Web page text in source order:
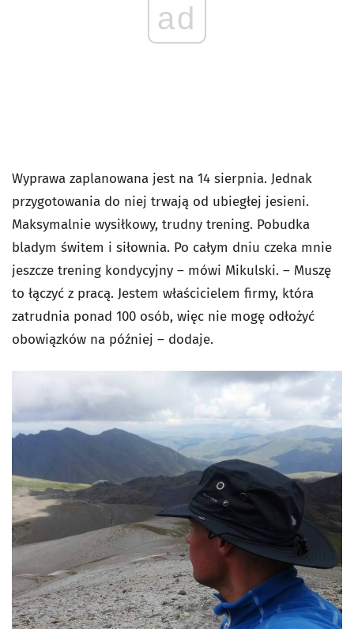
ad
Wyprawa zaplanowana jest na 14 sierpnia. Jednak
przygotowania do niej trwają od ubiegłej jesieni.
Maksymalnie wysiłkowy, trudny trening. Pobudka
bladym świtem i siłownia. Po całym dniu czeka mnie
jeszcze trening kondycyjny – mówi Mikulski. – Muszę
to łączyć z pracą. Jestem właścicielem firmy, która
zatrudnia ponad 100 osób, więc nie mogę odłożyć
obowiązków na później – dodaje.